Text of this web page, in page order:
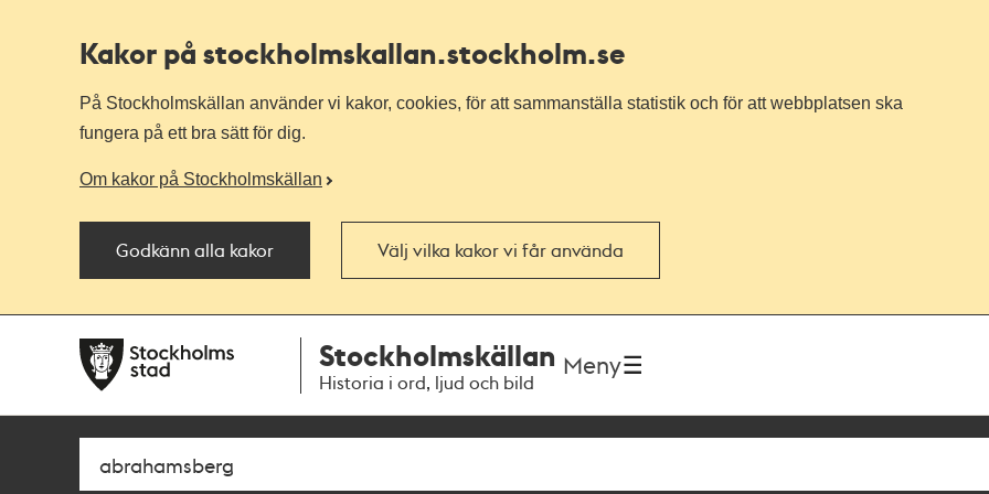
Kakor på stockholmskallan.stockholm.se
På Stockholmskällan använder vi kakor, cookies, för att sammanställa statistik och för att webbplatsen ska
fungera på ett bra sätt för dig.
Om kakor på Stockholmskällan
Godkänn alla kakor Välj vilka kakor vi får använda
navigationen
huvudinnehållet
Stockholmskällan
Historia i ord, ljud och bild
Meny
Sök